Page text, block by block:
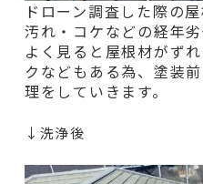
ドローン調査した際の屋
汚れ・コケなどの経年
よく見ると屋根材がず
クなどもある為、塗装
理をしていきます。
↓洗浄後